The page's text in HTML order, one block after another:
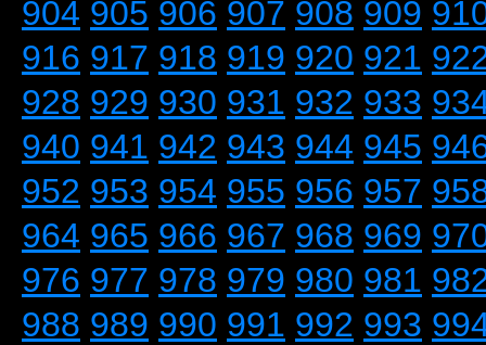
904 905 906 907 908 909
916 917 918 919 920 921
928 929 930 931 932 933
940 941 942 943 944 945
952 953 954 955 956 957
964 965 966 967 968 969
976 977 978 979 980 981
988 989 990 991 992 993